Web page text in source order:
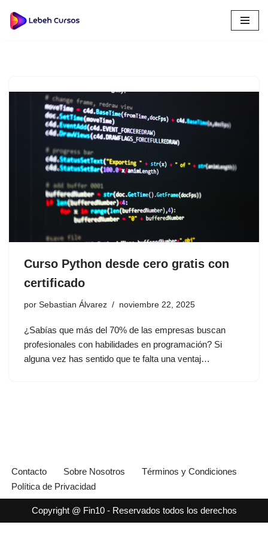
Saltar
Curso Python desde cero gratis con
certificado
por Sebastian Álvarez noviembre 22, 2025
¿Sabías que más del 70% de las empresas buscan
profesionales con habilidades en programación? Si
alguna vez has sentido que te falta una ventaj…
Contacto Sobre Nosotros
Términos y Condiciones
Política de Privacidad
Copyright @ Fin10 - Reservados todos los derechos